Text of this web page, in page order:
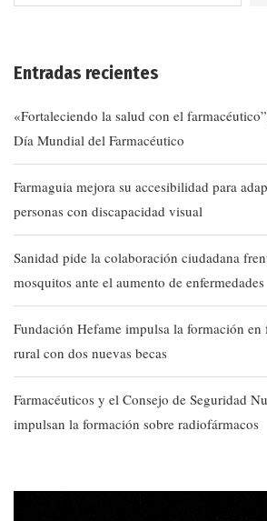
Entradas recientes
«Fortaleciendo la salud con el
Día Mundial del Farmacéutico
Farmaguia mejora su accesibilidad para
personas con discapacidad visual
Sanidad pide la colaboración ciudadana
mosquitos ante el aumento de enfermedades
Fundación Hefame impulsa la formación en
rural con dos nuevas becas
Farmacéuticos y el Consejo de Seguridad
impulsan la formación sobre radiofármacos